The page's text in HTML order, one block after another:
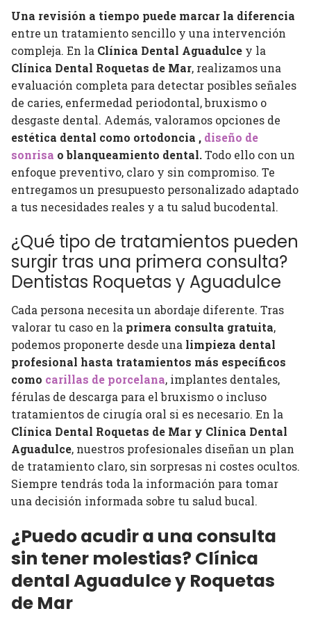
Una revisión a tiempo puede marcar la diferencia
entre un tratamiento sencillo y una intervención
compleja. En la Clínica Dental Aguadulce y la
Clínica Dental Roquetas de Mar, realizamos una
evaluación completa para detectar posibles señales
de caries, enfermedad periodontal, bruxismo o
desgaste dental. Además, valoramos opciones de
estética dental como ortodoncia , diseño de
sonrisa o blanqueamiento dental.Todo ello con un
enfoque preventivo, claro y sin compromiso. Te
entregamos un presupuesto personalizado adaptado
a tus necesidades reales y a tu salud bucodental.
¿Qué tipo de tratamientos pueden
surgir tras una primera consulta?
Dentistas Roquetas y Aguadulce
Cada persona necesita un abordaje diferente. Tras
valorar tu caso en la primera consulta gratuita,
podemos proponerte desde una limpieza dental
profesional hasta tratamientos más específicos
como carillas de porcelana, implantes dentales,
férulas de descarga para el bruxismo o incluso
tratamientos de cirugía oral si es necesario. En la
Clínica Dental Roquetas de Mar y Clínica Dental
Aguadulce, nuestros profesionales diseñan un plan
de tratamiento claro, sin sorpresas ni costes ocultos.
Siempre tendrás toda la información para tomar
una decisión informada sobre tu salud bucal.
¿Puedo acudir a una consulta
sin tener molestias? Clínica
dental Aguadulce y Roquetas
de Mar